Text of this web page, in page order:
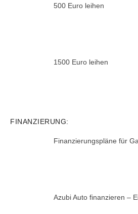
500 Euro leihen
1500 Euro leihen
FINANZIERUNG:
Finanzierungspläne für
Azubi Auto finanzieren –